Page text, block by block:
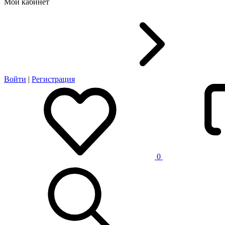
Мой кабинет
Войти | Регистрация
0